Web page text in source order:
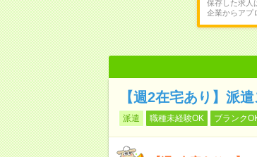
保存した求人
企業からアプ
【週2在宅あり】派
派遣 職種未経験OK ブランク